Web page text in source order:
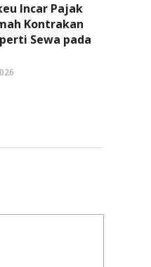
Incar Pajak
Kontrakan
Sewa pada